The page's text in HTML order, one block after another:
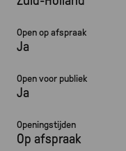
Open op afspraak
Ja
Open voor publiek
Ja
Openingstijden
Op afspraak